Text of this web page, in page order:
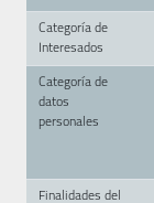
Categoría de
Interesados
Categoría de
datos
personales
Finalidades del